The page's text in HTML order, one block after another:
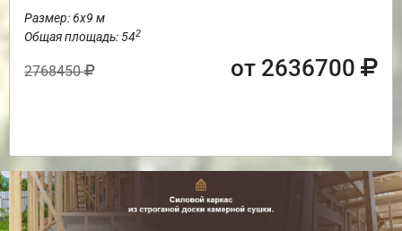
Размер: 6х9 м
Общая площадь: 542
2768450 от 2636700